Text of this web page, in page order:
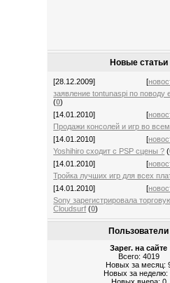
Новые статьи
[28.12.2009] [
заявление tontunaspi по поводу
(0)
[14.01.2010]
[
Продажи консолей и игр во
[14.01.2010]
[
Yoshihiro сходит с PSP сцены ? (
[14.01.2010]
[
Тройка лучших игр для всех
[14.01.2010]
[
Sony зарегистрировала
Cloudsurf (0)
Пользователи
Зарег. на сайте
Всего: 4019
Новых за месяц:
Новых за неделю: